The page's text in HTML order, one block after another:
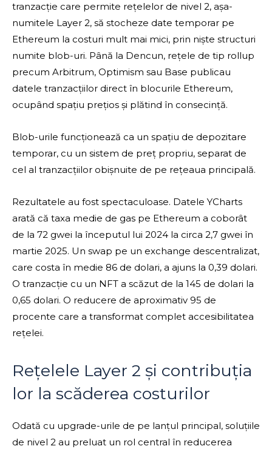
tranzacție care permite rețelelor de nivel 2, așa-
numitele Layer 2, să stocheze date temporar pe
Ethereum la costuri mult mai mici, prin niște structuri
numite blob-uri. Până la Dencun, rețele de tip rollup
precum Arbitrum, Optimism sau Base publicau
datele tranzacțiilor direct în blocurile Ethereum,
ocupând spațiu prețios și plătind în consecință.
Blob-urile funcționează ca un spațiu de depozitare
temporar, cu un sistem de preț propriu, separat de
cel al tranzacțiilor obișnuite de pe rețeaua principală.
Rezultatele au fost spectaculoase. Datele YCharts
arată că taxa medie de gas pe Ethereum a coborât
de la 72 gwei la începutul lui 2024 la circa 2,7 gwei în
martie 2025. Un swap pe un exchange descentralizat,
care costa în medie 86 de dolari, a ajuns la 0,39 dolari.
O tranzacție cu un NFT a scăzut de la 145 de dolari la
0,65 dolari. O reducere de aproximativ 95 de
procente care a transformat complet accesibilitatea
rețelei.
Rețelele Layer 2 și contribuția
lor la scăderea costurilor
Odată cu upgrade-urile de pe lanțul principal, soluțiile
de nivel 2 au preluat un rol central în reducerea